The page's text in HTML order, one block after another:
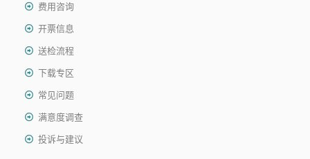
费用咨询
开票信息
送检流程
下载专区
常见问题
满意度调查
投诉与建议